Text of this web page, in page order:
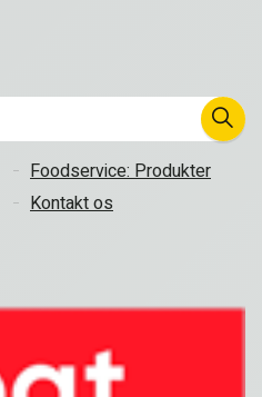
Foodservice: Produkter
Kontakt os